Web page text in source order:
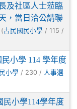
及社區人士蒞臨
，當日洽公請聯
(古民國民小學 / 115 /
小學 114 學年度
小學 / 230 / 人事選
民小學114學年度